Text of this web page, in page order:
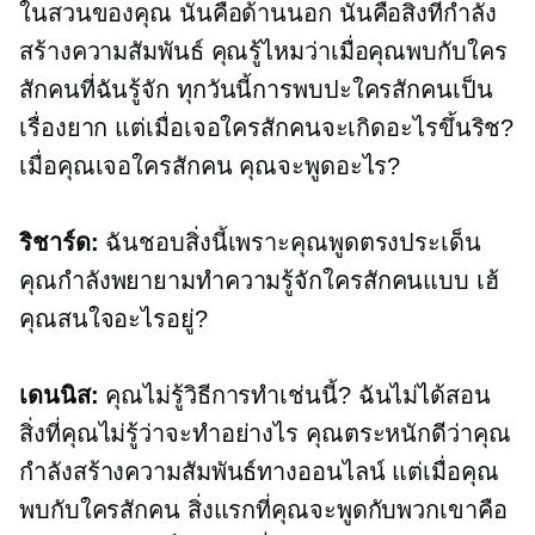
ในสวนของคุณ นั่นคือด้านนอก นั่นคือสิ่งที่กำลัง
สร้างความสัมพันธ์ คุณรู้ไหมว่าเมื่อคุณพบกับใคร
สักคนที่ฉันรู้จัก ทุกวันนี้การพบปะใครสักคนเป็น
เรื่องยาก แต่เมื่อเจอใครสักคนจะเกิดอะไรขึ้นริช?
เมื่อคุณเจอใครสักคน คุณจะพูดอะไร?
ริชาร์ด: ฉันชอบสิ่งนี้เพราะคุณพูดตรงประเด็น
คุณกำลังพยายามทำความรู้จักใครสักคนแบบ เฮ้
คุณสนใจอะไรอยู่?
เดนนิส: คุณไม่รู้วิธีการทำเช่นนี้? ฉันไม่ได้สอน
สิ่งที่คุณไม่รู้ว่าจะทำอย่างไร คุณตระหนักดีว่าคุณ
กำลังสร้างความสัมพันธ์ทางออนไลน์ แต่เมื่อคุณ
พบกับใครสักคน สิ่งแรกที่คุณจะพูดกับพวกเขาคือ